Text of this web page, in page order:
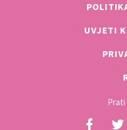
UVJETI
Prati